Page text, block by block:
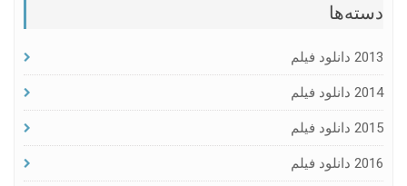
دسته‌ها
2013 دانلود فیلم
2014 دانلود فیلم
2015 دانلود فیلم
2016 دانلود فیلم